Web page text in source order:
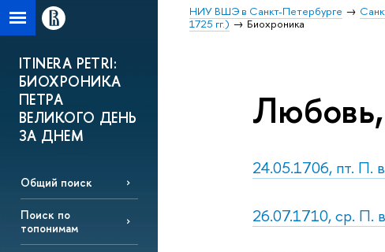
НИУ ВШЭ в Санкт-Петербурге
1725 гг.)
Биохроника
ITINERA PETRI:
БИОХРОНИКА
ПЕТРА
ВЕЛИКОГО ДЕНЬ
ЗА ДНЕМ
Общий поиск
Поиск по
топонимам
24.05.1706, пт. П.
26.07.1710, ср. П.